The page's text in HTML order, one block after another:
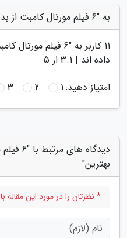
به "6 فیلم مورتال کامبت از بدترین تا بهترین" امتیاز دهید
11 کاربر به "6 فیلم مورتال کامبت از بدترین تا بهترین
داده اند | 3.1 از 5
امتیاز دهید:1
2
3
دیدگاه
بهترین"
* نظرتان را در مورد این مقاله